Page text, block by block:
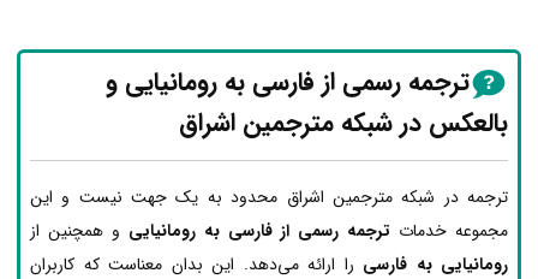
ترجمه رسمی از فارسی به رومانیایی و
بالعکس در شبکه مترجمین اشراق
ترجمه در شبکه مترجمین اشراق محدود به یک جهت نیست و این
مجموعه خدمات ترجمه رسمی از فارسی به رومانیایی و همچنین از
رومانیایی به فارسی را ارائه می‌دهد. این بدان معناست که کاربران